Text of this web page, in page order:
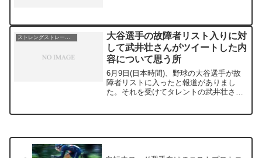
て。ハンター・アレン氏のセミナーで
は、自転車競技に必...
ストレングストレーニング
大谷選手の故障者リスト入りに対
して武井壮さんがツイートした内
容について思う所
6月9日(日本時間)、野球の大谷選手が故
障者リストに入ったと報道がありまし
た。それを受けてタレントの武井壮さん